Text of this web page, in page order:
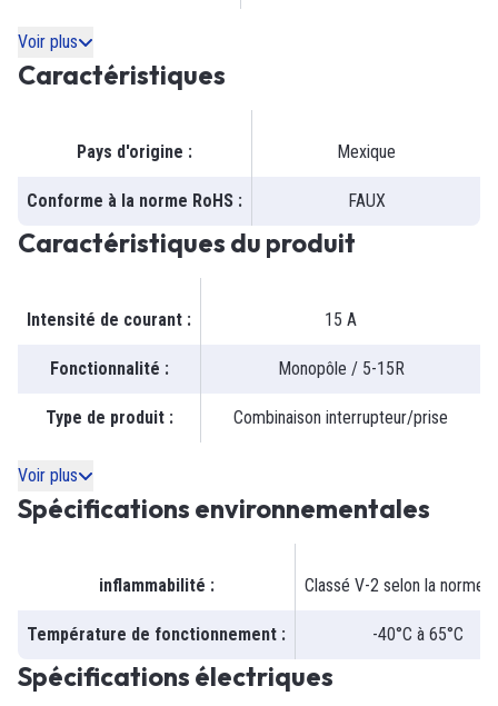
Voir plus
Caractéristiques
Pays d'origine : Mexique
Conforme à la norme RoHS : FAUX
Caractéristiques du produit
Intensité de courant : 15 A
Fonctionnalité : Monopôle / 5-15R
Type de produit: Combinaison interrupteur/prise
Voir plus
Spécifications environnementales
inflammabilité : Classé V-2 selon la norme
Température de fonctionnement : -40°C à 65°C
Spécifications électriques